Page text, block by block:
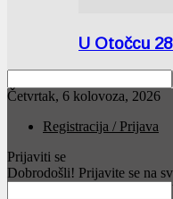
U Otočcu
Četvrtak, 6 kolovoza, 2026
Registracija / Prijava
Prijaviti se
Dobrodošli! Prijavite se na